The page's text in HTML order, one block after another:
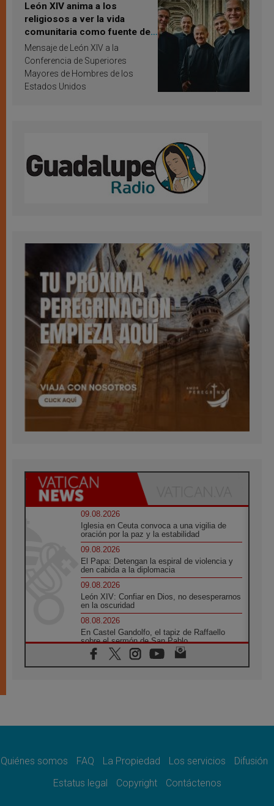
León XIV anima a los
religiosos a ver la vida
comunitaria como fuente de
inspiración y santificación
Mensaje de León XIV a la
Conferencia de Superiores
Mayores de Hombres de los
Estados Unidos
09.08.2026
Iglesia en Ceuta convoca a una vigilia de
oración por la paz y la estabilidad
09.08.2026
El Papa: Detengan la espiral de violencia y
den cabida a la diplomacia
09.08.2026
León XIV: Confiar en Dios, no desesperarnos
en la oscuridad
08.08.2026
En Castel Gandolfo, el tapiz de Raffaello
sobre el sermón de San Pablo
08.08.2026
En Colombia, «la paz no se compra con una
08.08.2026
08.08.2026
del Buen Consejo de Genazzano
Quiénes somos FAQ La Propiedad Los servicios
Difusión
Estatus legal
Copyright Contáctenos